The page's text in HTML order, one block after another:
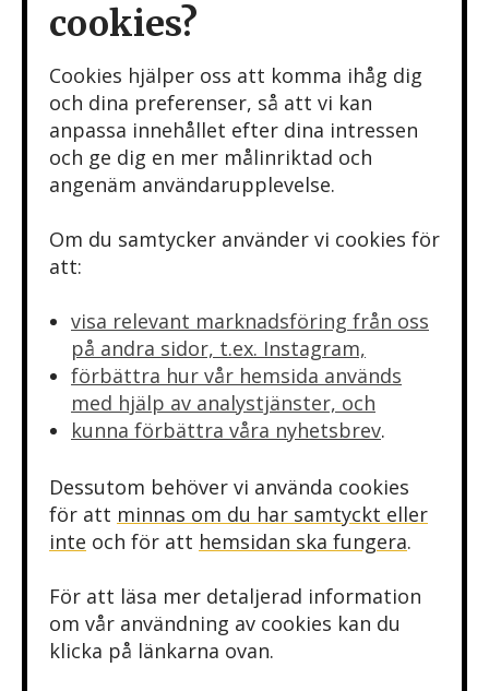
cookies?
Cookies hjälper oss att komma ihåg dig
och dina preferenser, så att vi kan
anpassa innehållet efter dina intressen
och ge dig en mer målinriktad och
angenäm användarupplevelse.
Om du samtycker använder vi cookies för
att:
visa relevant marknadsföring från oss
på andra sidor, t.ex. Instagram,
förbättra hur vår hemsida används
med hjälp av analystjänster, och
kunna förbättra våra nyhetsbrev.
Dessutom behöver vi använda cookies
för att minnas om du har samtyckt eller
inte och för att hemsidan ska fungera.
För att läsa mer detaljerad information
om vår användning av cookies kan du
klicka på länkarna ovan.